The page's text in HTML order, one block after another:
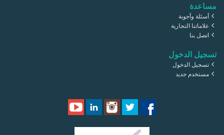
مساعدة
أسئلة وأجوبة
علاماتنا التجارية
اتصل بنا
تسجيل الدخول
تسجيل الدخول
مستخدم جديد